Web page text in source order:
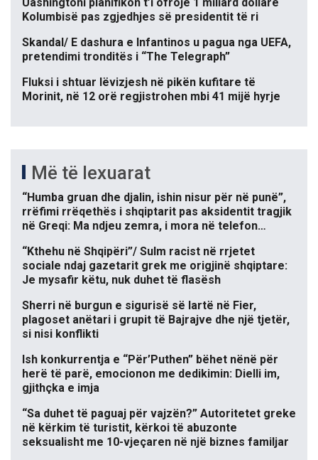
Kolumbisë pas zgjedhjes së presidentit të ri
Skandal/ E dashura e Infantinos u pagua nga UEFA,
pretendimi tronditës i “The Telegraph”
Fluksi i shtuar lëvizjesh në pikën kufitare të
Morinit, në 12 orë regjistrohen mbi 41 mijë hyrje
Më të lexuarat
“Humba gruan dhe djalin, ishin nisur për në punë”,
rrëfimi rrëqethës i shqiptarit pas aksidentit tragjik
në Greqi: Ma ndjeu zemra, i mora në telefon…
“Kthehu në Shqipëri”/ Sulm racist në rrjetet
sociale ndaj gazetarit grek me origjinë shqiptare:
Je mysafir këtu, nuk duhet të flasësh
Sherri në burgun e sigurisë së lartë në Fier,
plagoset anëtari i grupit të Bajrajve dhe një tjetër,
si nisi konflikti
Ish konkurrentja e “Për’Puthen” bëhet nënë për
herë të parë, emocionon me dedikimin: Dielli im,
gjithçka e imja
“Sa duhet të paguaj për vajzën?” Autoritetet greke
në kërkim të turistit, kërkoi të abuzonte
seksualisht me 10-vjeçaren në një biznes familjar